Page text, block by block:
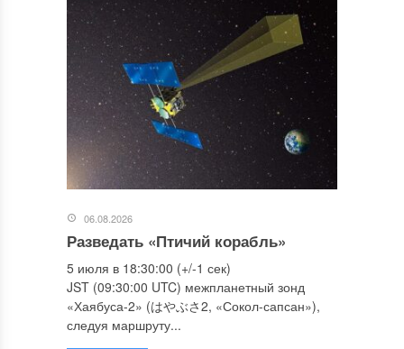
06.08.2026
Разведать «Птичий корабль»
5 июля в 18:30:00 (+/-1 сек)
JST (09:30:00 UTC) межпланетный зонд
«Хаябуса-2» (はやぶさ2, «Сокол-сапсан»),
следуя маршруту...